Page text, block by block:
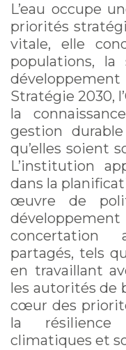
L’eau occupe
priorités
vitale, elle
populations,
Stratégie 2030,
la
gestion
qu’elles soient
L’institution
dans la
œuvre de
concertation
partagés, tels
en travaillant
les autorités de
cœur des
la
climatiques et